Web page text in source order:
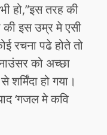
हो,”इस तरह की
की इस उम्र मे एसी
रचना पढे होते तो
को अच्छा
हो गया।
‘गजल मे कवि